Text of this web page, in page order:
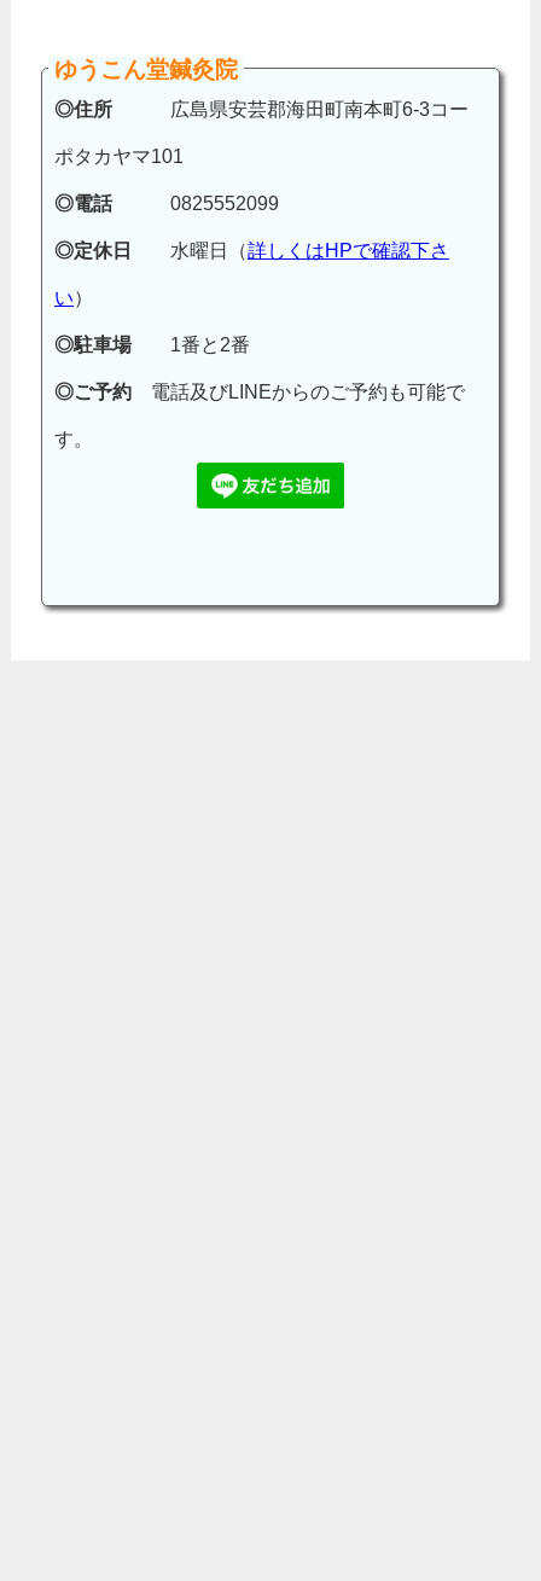
ゆうこん堂鍼灸院
◎住所 広島県安芸郡海田町南本町6-3コー
ポタカヤマ101
◎電話0825552099
◎定休日 水曜日（詳しくはHPで確認下さ
い）
◎駐車場1番と2番
◎ご予約 電話及びLINEからのご予約も可能で
す。